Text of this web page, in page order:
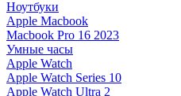
Ноутбуки
Apple Macbook
Macbook Pro 16 2023
Умные часы
Apple Watch
Apple Watch Series 10
Apple Watch Ultra 2